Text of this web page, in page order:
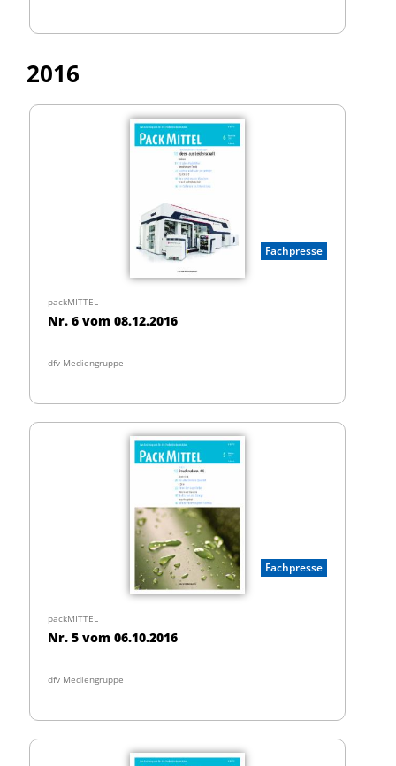
2016
Fachpresse
packMITTEL
Nr. 6 vom 08.12.2016
dfv Mediengruppe
Fachpresse
packMITTEL
Nr. 5 vom 06.10.2016
dfv Mediengruppe